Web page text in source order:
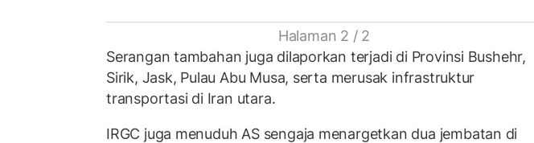
Halaman 2 / 2
Serangan tambahan juga dilaporkan terjadi di Provinsi Bushehr,
Sirik, Jask, Pulau Abu Musa, serta merusak infrastruktur
transportasi di Iran utara.
IRGC juga menuduh AS sengaja menargetkan dua jembatan di